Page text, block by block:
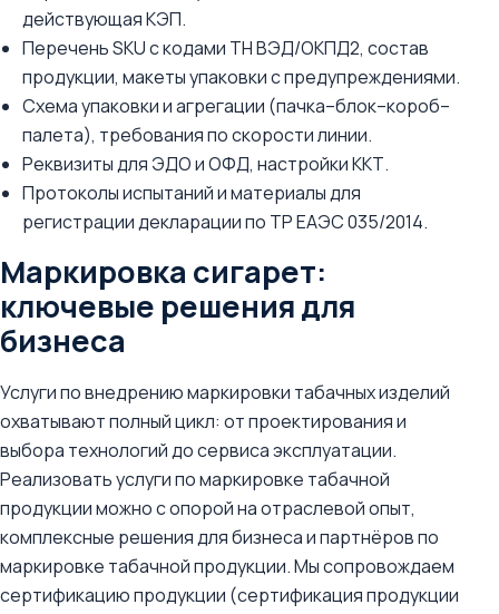
действующая КЭП.
Перечень SKU с кодами ТН ВЭД/ОКПД2, состав
продукции, макеты упаковки с предупреждениями.
Схема упаковки и агрегации (пачка–блок–короб–
палета), требования по скорости линии.
Реквизиты для ЭДО и ОФД, настройки ККТ.
Протоколы испытаний и материалы для
регистрации декларации по ТР ЕАЭС 035/2014.
Маркировка сигарет:
ключевые решения для
бизнеса
Услуги по внедрению маркировки табачных изделий
охватывают полный цикл: от проектирования и
выбора технологий до сервиса эксплуатации.
Реализовать услуги по маркировке табачной
продукции можно с опорой на отраслевой опыт,
комплексные решения для бизнеса и партнёров по
маркировке табачной продукции. Мы сопровождаем
сертификацию продукции (сертификация продукции